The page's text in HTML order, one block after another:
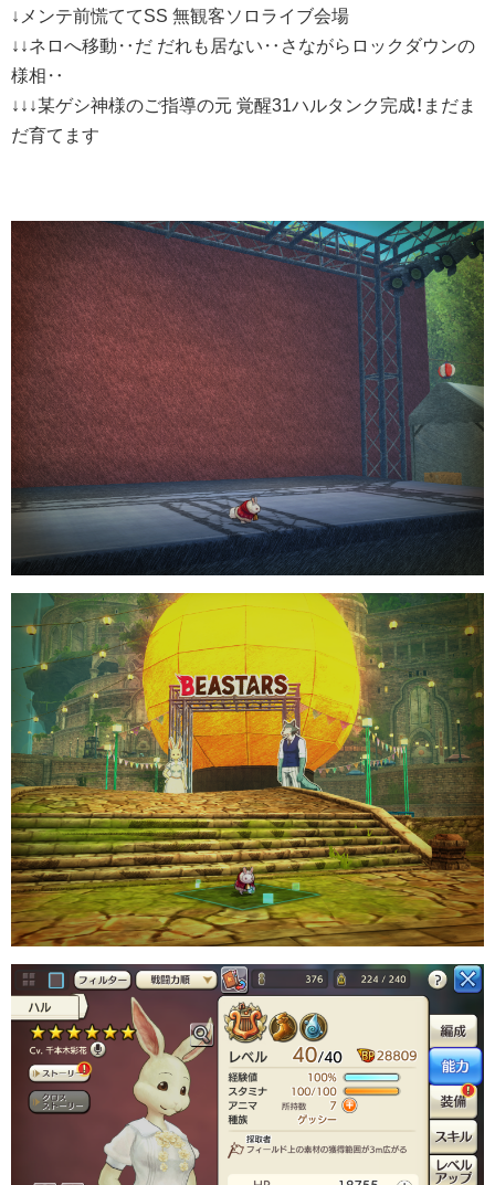
↓メンテ前慌ててSS 無観客ソロライブ会場
↓↓ネロへ移動‥だ だれも居ない‥さながらロックダウンの
様相‥
↓↓↓某ゲシ神様のご指導の元 覚醒31ハルタンク完成！まだま
だ育てます